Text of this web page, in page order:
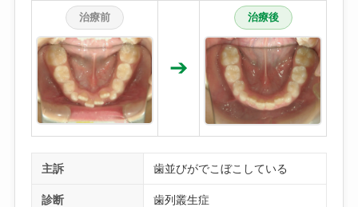
治療前
➔
治療後
主訴 歯並びがでこぼこしている
診断 歯列叢生症